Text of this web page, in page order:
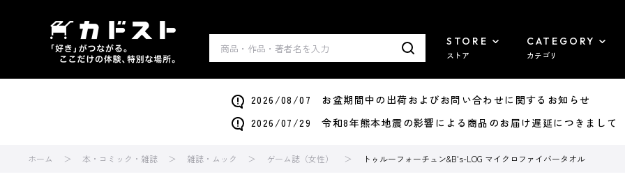
STORE
ストア
CATEGORY
カテゴリ
2026/08/07 お盆期間中の出荷およびお問い合わせに関するお知らせ
2026/07/29 令和8年熊本地震の影響による商品のお届け遅延につきまして
ホーム 本・コミック・雑誌 雑誌・ムック ゲーム誌（女性） トゥルーフォーチュン&B's-LOG マイクロファイバータオル